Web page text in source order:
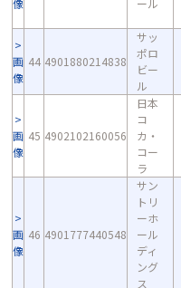
像
ール
画
像
44 4901880214838
サッ
ポロ
ビー
ル
画
像
45 4902102160056
日本
コ
カ・
コー
ラ
画
像
46 4901777440548
サン
トリ
ーホ
ール
ディ
ング
ス